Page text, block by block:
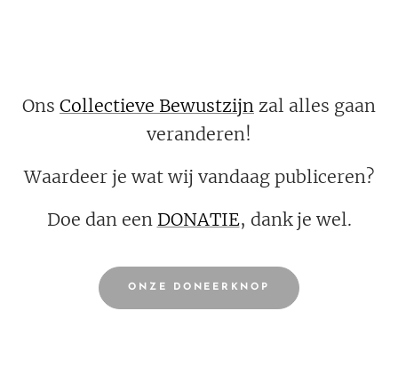
Ons Collectieve Bewustzijn zal alles gaan
veranderen!
Waardeer je wat wij vandaag publiceren?
Doe dan een DONATIE, dank je wel.
ONZE DONEERKNOP